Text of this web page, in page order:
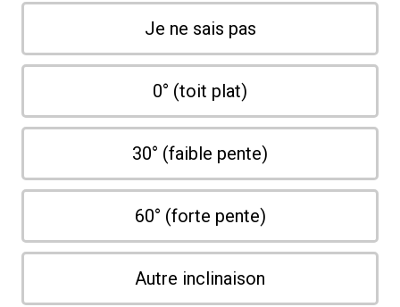
Je ne sais pas
0° (toit plat)
30° (faible pente)
60° (forte pente)
Autre inclinaison